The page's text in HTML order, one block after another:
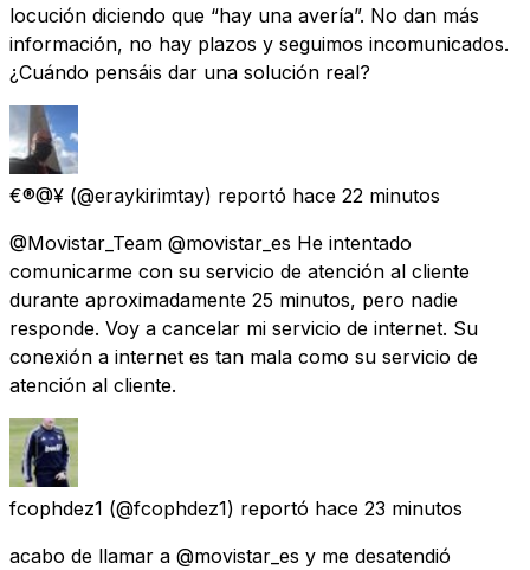
locución diciendo que “hay una avería”. No dan más
información, no hay plazos y seguimos incomunicados.
¿Cuándo pensáis dar una solución real?
€®@¥ (@eraykirimtay) reportó hace 22 minutos
@Movistar_Team @movistar_es He intentado
comunicarme con su servicio de atención al cliente
durante aproximadamente 25 minutos, pero nadie
responde. Voy a cancelar mi servicio de internet. Su
conexión a internet es tan mala como su servicio de
atención al cliente.
fcophdez1 (@fcophdez1) reportó hace 23 minutos
acabo de llamar a @movistar_es y me desatendió